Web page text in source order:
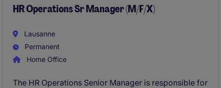
HR Operations Sr Manager (M/F/X)
Lausanne
Permanent
Home Office
The HR Operations Senior Manager is responsible for